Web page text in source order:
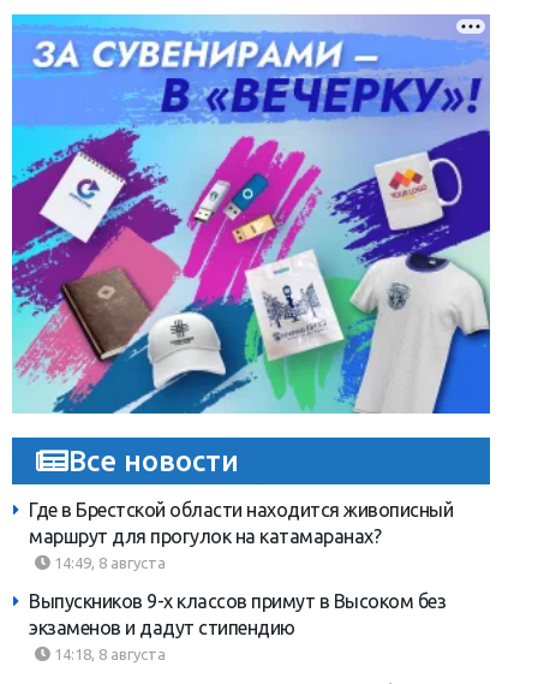
Все новости
Где в Брестской области находится живописный
маршрут для прогулок на катамаранах?
14:49, 8 августа
Выпускников 9-х классов примут в Высоком без
экзаменов и дадут стипендию
14:18, 8 августа